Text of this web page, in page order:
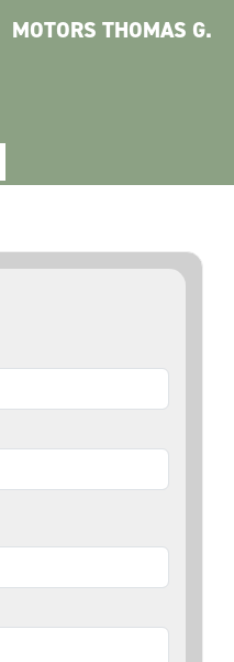
MOTORS THOMAS G.